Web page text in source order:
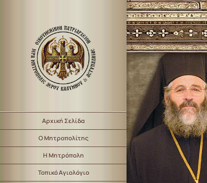
Αρχική Σελίδα
Ο Μητροπολίτης
Η Μητρόπολη
Τοπικό Αγιολόγιο